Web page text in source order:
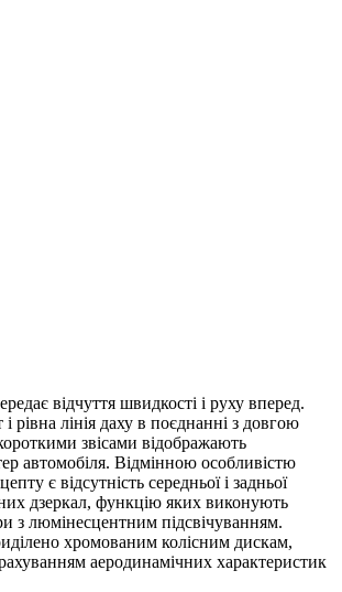
відчуття швидкості і руху вперед.
рівна лінія даху в поєднанні з довгою
звісами відображають
автомобіля. Відмінною особливістю
є відсутність середньої і задньої
дзеркал, функцію яких виконують
з люмінесцентним підсвічуванням.
хромованим колісним дискам,
аеродинамічних характеристик